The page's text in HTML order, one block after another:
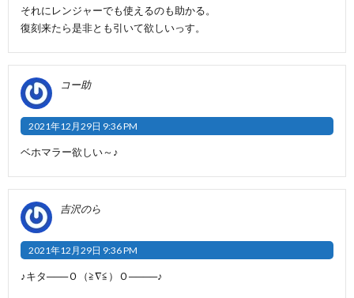
それにレンジャーでも使えるのも助かる。
復刻来たら是非とも引いて欲しいっす。
コー助
2021年12月29日 9:36 PM
ベホマラー欲しい～♪
吉沢のら
2021年12月29日 9:36 PM
♪キタ───Ｏ（≧∇≦）Ｏ────♪